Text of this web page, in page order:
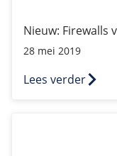
Nieuw: Firewalls
28 mei 2019
Lees verder